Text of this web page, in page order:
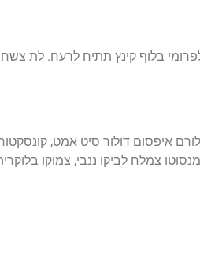
בלוף קינץ תתיח לרעח. לת
לורם איפסום דולור סיט אמט,
מנסוטו צמלח לביקו ננבי, צמוקו